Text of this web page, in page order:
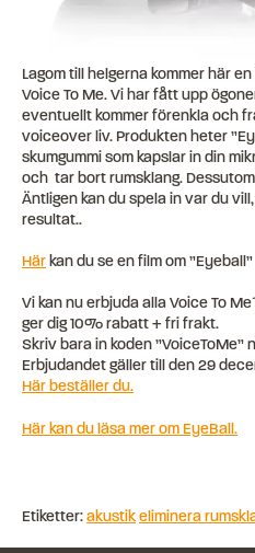
Lagom till helgerna kommer här
Voice To Me. Vi har fått upp
eventuellt kommer förenkla och
voiceover liv. Produkten heter
skumgummi som kapslar in din
och tar bort rumsklang.
Äntligen kan du spela in var du
resultat..
Här kan du se en film om ”Eyeball”
Vi kan nu erbjuda alla Voice To
ger dig 10% rabatt + fri frakt.
Skriv bara in koden ”VoiceToMe”
Erbjudandet gäller till den 29
Här beställer du.
Här kan du läsa mer om EyeBall.
Etiketter:akustikeliminera